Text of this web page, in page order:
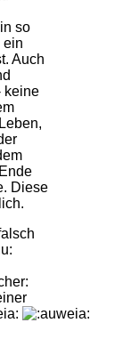
so
ein
Auch
keine
Diese